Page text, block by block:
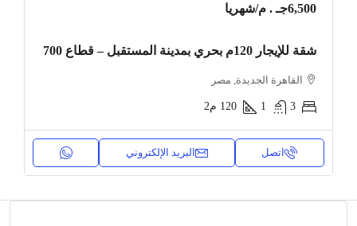
6,500جـ . م /شهريا
شقة للإيجار 120م بحري بمدينة المستقبل – قطاع 700
القاهرة الجديدة, مصر
3
1
120 م2
اتصل البريد الإلكتروني